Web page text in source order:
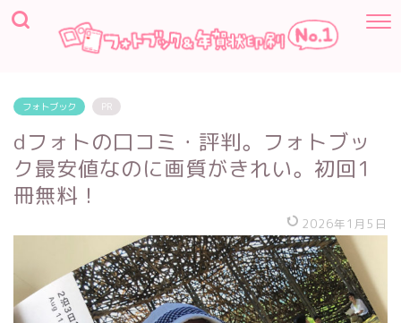
フォトブック PR
dフォトの口コミ・評判。フォトブッ
ク最安値なのに画質がきれい。初回1
冊無料！
2026年1月5日